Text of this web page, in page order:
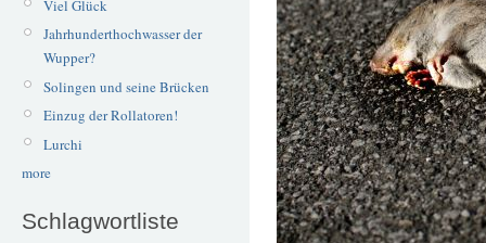
Viel Glück
Jahrhunderthochwasser der
Wupper?
Solingen und seine Brücken
Einzug der Rollatoren!
Lurchi
more
Schlagwortliste